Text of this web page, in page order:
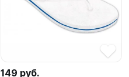
149 руб.